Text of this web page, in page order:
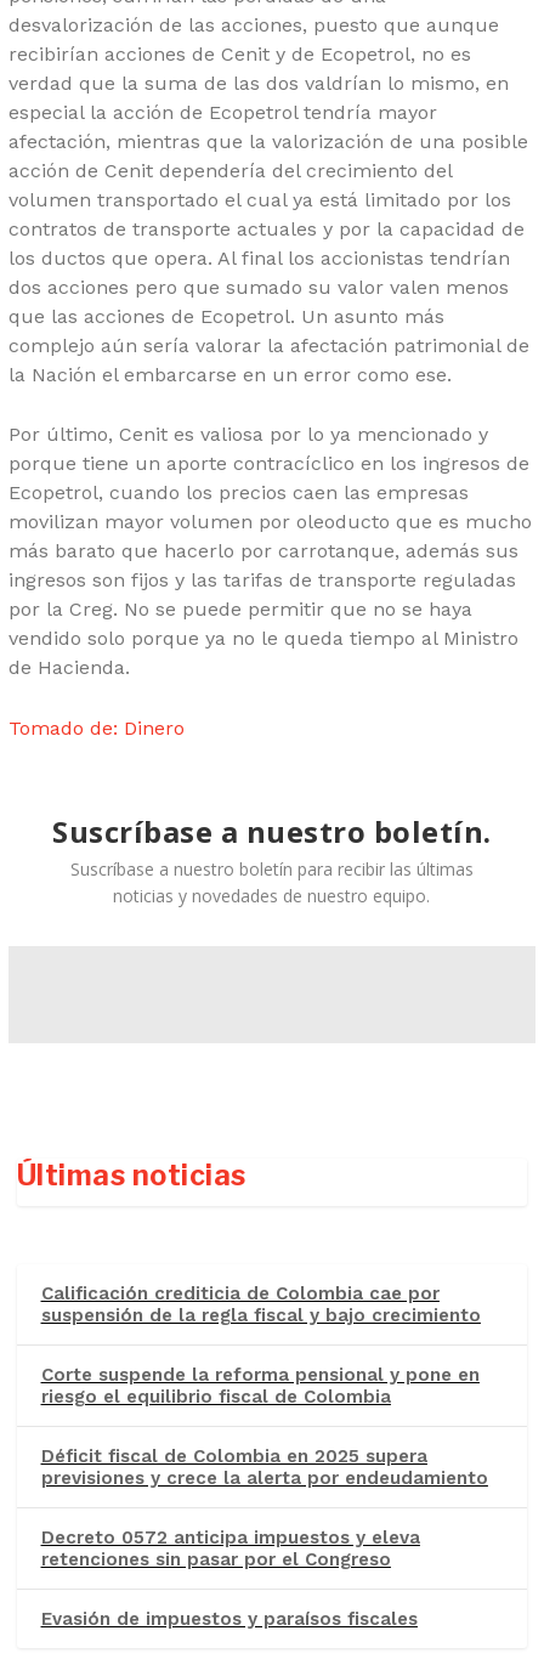
desvalorización de las acciones, puesto que aunque
recibirían acciones de Cenit y de Ecopetrol, no es
verdad que la suma de las dos valdrían lo mismo, en
especial la acción de Ecopetrol tendría mayor
afectación, mientras que la valorización de una posible
acción de Cenit dependería del crecimiento del
volumen transportado el cual ya está limitado por los
contratos de transporte actuales y por la capacidad de
los ductos que opera. Al final los accionistas tendrían
dos acciones pero que sumado su valor valen menos
que las acciones de Ecopetrol. Un asunto más
complejo aún sería valorar la afectación patrimonial de
la Nación el embarcarse en un error como ese.
Por último, Cenit es valiosa por lo ya mencionado y
porque tiene un aporte contracíclico en los ingresos de
Ecopetrol, cuando los precios caen las empresas
movilizan mayor volumen por oleoducto que es mucho
más barato que hacerlo por carrotanque, además sus
ingresos son fijos y las tarifas de transporte reguladas
por la Creg. No se puede permitir que no se haya
vendido solo porque ya no le queda tiempo al Ministro
de Hacienda.
Tomado de: Dinero
Suscríbase a nuestro boletín.
Suscríbase a nuestro boletín para recibir las últimas
noticias y novedades de nuestro equipo.
Últimas noticias
Calificación crediticia de Colombia cae por
suspensión de la regla fiscal y bajo crecimiento
Corte suspende la reforma pensional y pone en
riesgo el equilibrio fiscal de Colombia
Déficit fiscal de Colombia en 2025 supera
previsiones y crece la alerta por endeudamiento
Decreto 0572 anticipa impuestos y eleva
retenciones sin pasar por el Congreso
Evasión de impuestos y paraísos fiscales